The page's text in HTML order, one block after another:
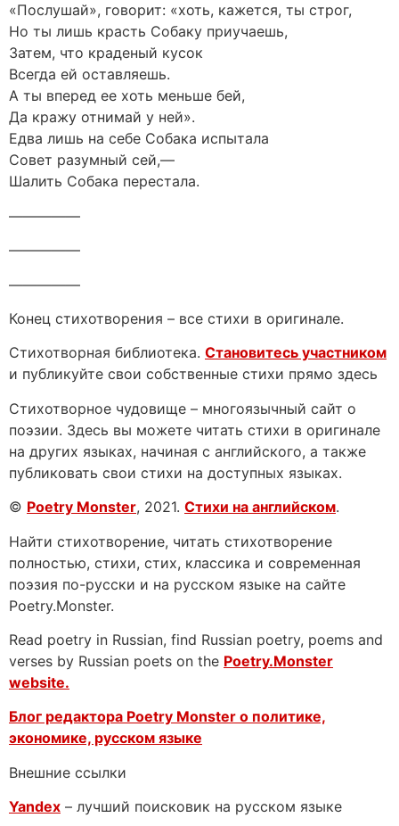
«Послушай», говорит: «хоть, кажется, ты строг,
Но ты лишь красть Собаку приучаешь,
Затем, что краденый кусок
Всегда ей оставляешь.
А ты вперед ее хоть меньше бей,
Да кражу отнимай у ней».
Едва лишь на себе Собака испытала
Совет разумный сей,—
Шалить Собака перестала.
—————
—————
—————
Конец стихотворения – все стихи в оригинале.
Стихотворная библиотека. Становитесь участником
и публикуйте свои собственные стихи прямо здесь
Стихотворное чудовище – многоязычный сайт о
поэзии. Здесь вы можете читать стихи в оригинале
на других языках, начиная с английского, а также
публиковать свои стихи на доступных языках.
© Poetry Monster, 2021. Стихи на английском.
Найти стихотворение, читать стихотворение
полностью, стихи, стих, классика и современная
поэзия по-русски и на русском языке на сайте
Poetry.Monster.
Read poetry in Russian, find Russian poetry, poems and
verses by Russian poets on the Poetry.Monster
website.
Блог редактора Poetry Monster о политике,
экономике, русском языке
Внешние ссылки
Yandex – лучший поисковик на русском языке